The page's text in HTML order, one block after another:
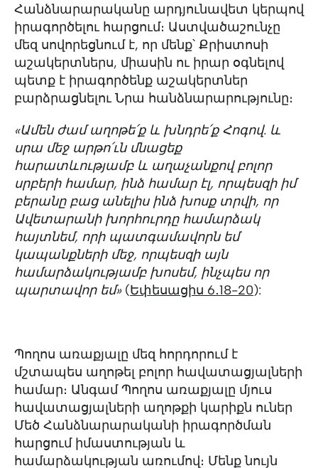
Հանձնարարականը արդյունավետ կերպով
իրագործելու հարցում։ Աստվածաշունչը
մեզ սովորեցնում է, որ մենք՝ Քրիստոսի
աշակերտներս, միասին ու իրար օգնելով
պետք է իրագործենք աշակերտներ
բարձրացնելու Նրա հանձնարարությունը։
«Ամեն ժամ աղոթե՛ք և խնդրե՛ք Հոգով. և
սրա մեջ արթո՛ւն մնացեք
հարատևությամբ և աղաչանքով բոլոր
սրբերի համար, ինձ համար էլ, որպեսզի իմ
բերանը բաց անելիս ինձ խոսք տրվի, որ
Ավետարանի խորհուրդը համարձակ
հայտնեմ, որի պատգամավորն եմ
կապանքների մեջ, որպեսզի այն
համարձակությամբ խոսեմ, ինչպես որ
պարտավոր եմ» (Եփեսացիս 6․18-20):
Պողոս առաքյալը մեզ հորդորում է
մշտապես աղոթել բոլոր հավատացյալների
համար։ Անգամ Պողոս առաքյալը մյուս
հավատացյալների աղոթքի կարիքն ուներ
Մեծ Հանձնարարականի իրագործման
հարցում իմաստության և
համարձակության առումով։ Մենք նույն